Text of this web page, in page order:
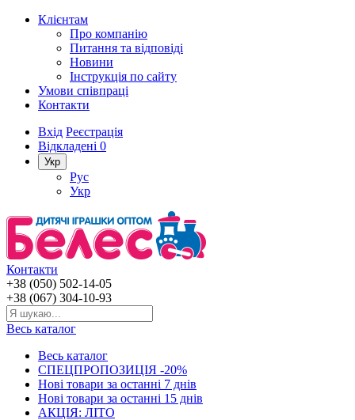
Клієнтам
Про компанію
Питання та відповіді
Новини
Інструкція по сайту
Умови співпраці
Контакти
Вхід Реєстрація
Відкладені 0
Укр
Рус
Укр
Контакти
+38 (050) 502-14-05
+38 (067) 304-10-93
Весь каталог
Весь каталог
СПЕЦПРОПОЗИЦІЯ -20%
Нові товари за останнi 7 днiв
Нові товари за останнi 15 днiв
АКЦІЯ: ЛІТО